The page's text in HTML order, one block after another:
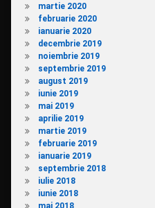
martie 2020
februarie 2020
ianuarie 2020
decembrie 2019
noiembrie 2019
septembrie 2019
august 2019
iunie 2019
mai 2019
aprilie 2019
martie 2019
februarie 2019
ianuarie 2019
septembrie 2018
iulie 2018
iunie 2018